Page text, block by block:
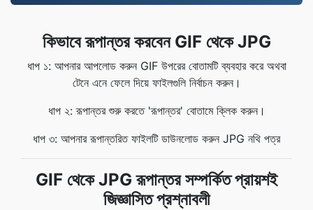
কিভাবে রূপান্তর করবেন GIF থেকে JPG
ধাপ ১: আপনার আপলোড করুন GIF উপরের বোতামটি ব্যবহার করে অথবা
টেনে এনে ফেলে দিয়ে ফাইলগুলি নির্বাচন করুন।
ধাপ ২: রূপান্তর শুরু করতে 'রূপান্তর' বোতামে ক্লিক করুন।
ধাপ ৩: আপনার রূপান্তরিত ফাইলটি ডাউনলোড করুন JPG নথি পত্র
GIF থেকে JPG রূপান্তর সম্পর্কিত প্রায়শই
জিজ্ঞাসিত প্রশ্নাবলী